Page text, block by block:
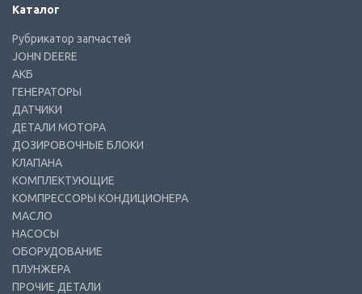
Каталог
Рубрикатор запчастей
JOHN DEERE
АКБ
ГЕНЕРАТОРЫ
ДАТЧИКИ
ДЕТАЛИ МОТОРА
ДОЗИРОВОЧНЫЕ БЛОКИ
КЛАПАНА
КОМПЛЕКТУЮЩИЕ
КОМПРЕССОРЫ КОНДИЦИОНЕРА
МАСЛО
НАСОСЫ
ОБОРУДОВАНИЕ
ПЛУНЖЕРА
ПРОЧИЕ ДЕТАЛИ